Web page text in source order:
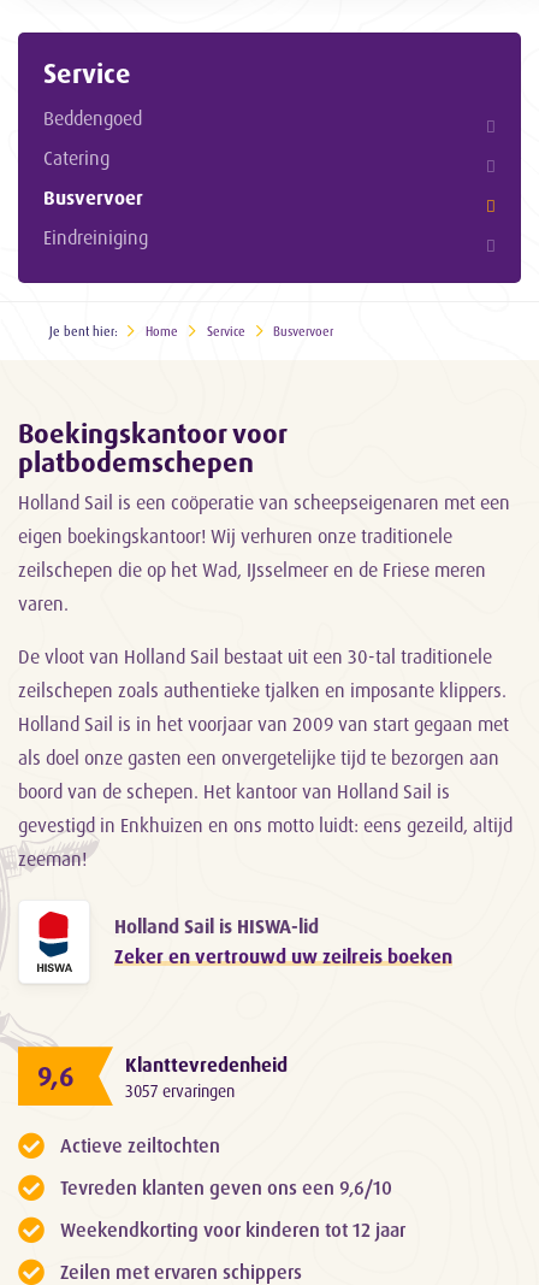
Service
Beddengoed
Catering
Busvervoer
Eindreiniging
Je bent hier: Home Service Busvervoer
Boekingskantoor voor
platbodemschepen
Holland Sail is een coöperatie van scheepseigenaren met een
eigen boekingskantoor! Wij verhuren onze traditionele
zeilschepen die op het Wad, IJsselmeer en de Friese meren
varen.
De vloot van Holland Sail bestaat uit een 30-tal traditionele
zeilschepen zoals authentieke tjalken en imposante klippers.
Holland Sail is in het voorjaar van 2009 van start gegaan met
als doel onze gasten een onvergetelijke tijd te bezorgen aan
boord van de schepen. Het kantoor van Holland Sail is
gevestigd in Enkhuizen en ons motto luidt: eens gezeild, altijd
zeeman!
Holland Sail is HISWA-lid
Zeker en vertrouwd uw zeilreis boeken
9,6 Klanttevredenheid
3057 ervaringen
Actieve zeiltochten
Tevreden klanten geven ons een 9,6/10
Weekendkorting voor kinderen tot 12 jaar
Zeilen met ervaren schippers